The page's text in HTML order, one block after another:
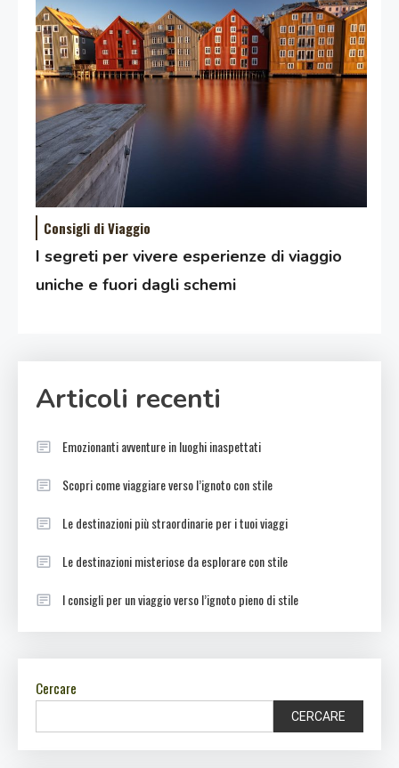
Consigli di Viaggio
I segreti per vivere esperienze di viaggio
uniche e fuori dagli schemi
Articoli recenti
Emozionanti avventure in luoghi inaspettati
Scopri come viaggiare verso l’ignoto con stile
Le destinazioni più straordinarie per i tuoi viaggi
Le destinazioni misteriose da esplorare con stile
I consigli per un viaggio verso l’ignoto pieno di stile
Cercare
CERCARE